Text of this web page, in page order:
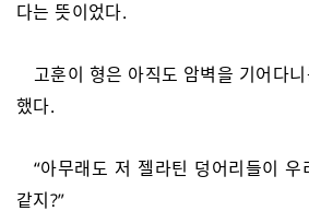
다는 뜻이었다.
고훈이 형은 아직도 암벽을 기어다
했다.
“아무래도 저 젤라틴 덩어리들이
같지?”